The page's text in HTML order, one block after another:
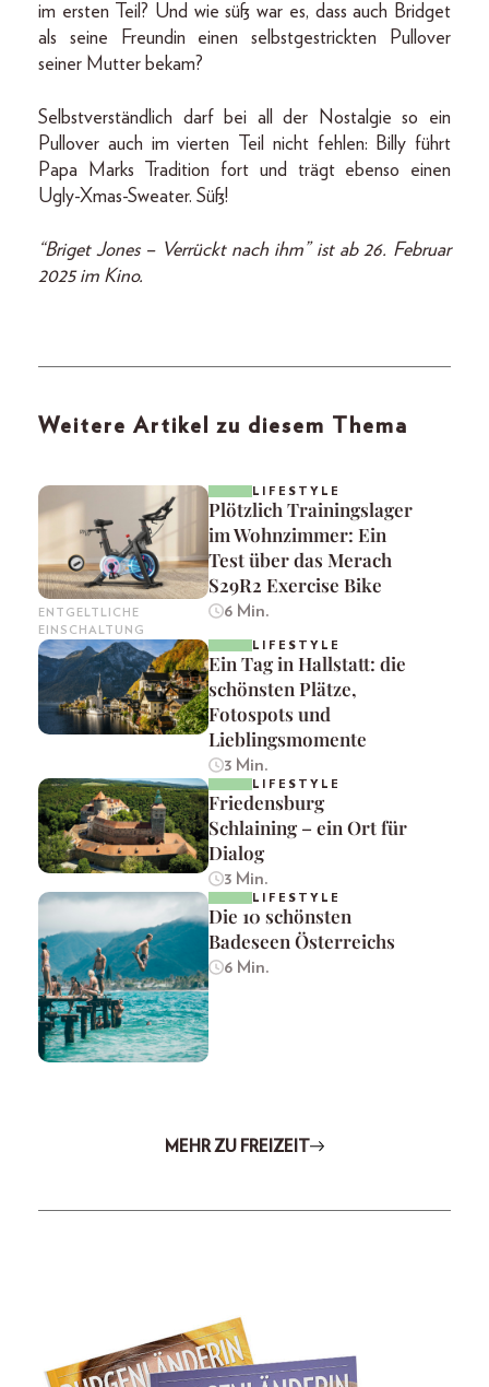
im ersten Teil? Und wie süß war es, dass auch Bridget
als seine Freundin einen selbstgestrickten Pullover
seiner Mutter bekam?
Selbstverständlich darf bei all der Nostalgie so ein
Pullover auch im vierten Teil nicht fehlen: Billy führt
Papa Marks Tradition fort und trägt ebenso einen
Ugly-Xmas-Sweater. Süß!
“Briget Jones – Verrückt nach ihm” ist ab 26. Februar
2025 im Kino.
Weitere Artikel zu diesem Thema
ENTGELTLICHE
EINSCHALTUNG
LIFESTYLE
Plötzlich Trainingslager
im Wohnzimmer: Ein
Test über das Merach
S29R2 Exercise Bike
6 Min.
LIFESTYLE
Ein Tag in Hallstatt: die
schönsten Plätze,
Fotospots und
Lieblingsmomente
3 Min.
LIFESTYLE
Friedensburg
Schlaining – ein Ort für
Dialog
3 Min.
LIFESTYLE
Die 10 schönsten
Badeseen Österreichs
6 Min.
MEHR ZU FREIZEIT